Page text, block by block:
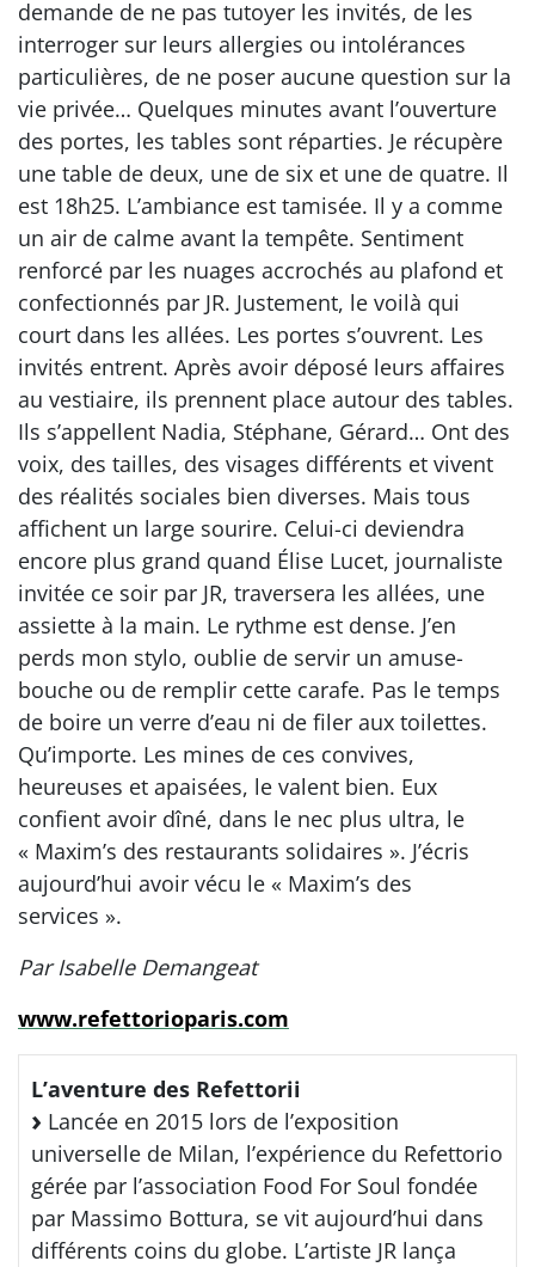
demande de ne pas tutoyer les invités, de les
interroger sur leurs allergies ou intolérances
particulières, de ne poser aucune question sur la
vie privée… Quelques minutes avant l’ouverture
des portes, les tables sont réparties. Je récupère
une table de deux, une de six et une de quatre. Il
est 18h25. L’ambiance est tamisée. Il y a comme
un air de calme avant la tempête. Sentiment
renforcé par les nuages accrochés au plafond et
confectionnés par JR. Justement, le voilà qui
court dans les allées. Les portes s’ouvrent. Les
invités entrent. Après avoir déposé leurs affaires
au vestiaire, ils prennent place autour des tables.
Ils s’appellent Nadia, Stéphane, Gérard… Ont des
voix, des tailles, des visages différents et vivent
des réalités sociales bien diverses. Mais tous
affichent un large sourire. Celui-ci deviendra
encore plus grand quand Élise Lucet, journaliste
invitée ce soir par JR, traversera les allées, une
assiette à la main. Le rythme est dense. J’en
perds mon stylo, oublie de servir un amuse-
bouche ou de remplir cette carafe. Pas le temps
de boire un verre d’eau ni de filer aux toilettes.
Qu’importe. Les mines de ces convives,
heureuses et apaisées, le valent bien. Eux
confient avoir dîné, dans le nec plus ultra, le
« Maxim’s des restaurants solidaires ». J’écris
aujourd’hui avoir vécu le « Maxim’s des
services ».
Par Isabelle Demangeat
www.refettorioparis.com
L’aventure des Refettorii
Lancée en 2015 lors de l’exposition
universelle de Milan, l’expérience du Refettorio
gérée par l’association Food For Soul fondée
par Massimo Bottura, se vit aujourd’hui dans
différents coins du globe. L’artiste JR lança